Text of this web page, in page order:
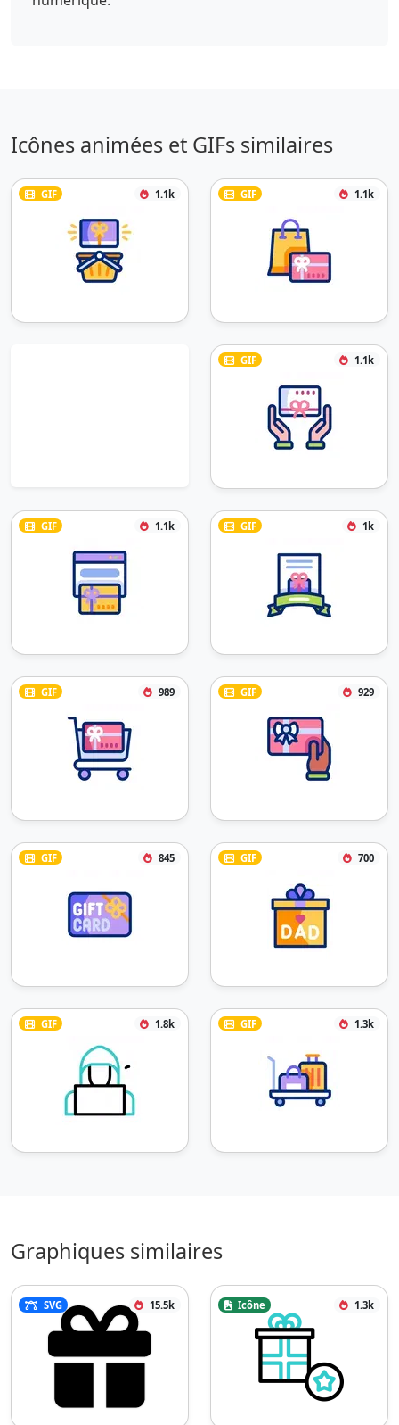
Icônes animées et GIFs similaires
GIF 1.1k GIF 1.1k
GIF 1.1k
GIF 1.1k GIF 1k
GIF 989 GIF 929
GIF 845 GIF 700
GIF 1.8k GIF 1.3k
Graphiques similaires
SVG 15.5k Icône 1.3k